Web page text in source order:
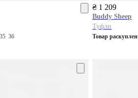
35 36
₴ 1 209
Buddy Sheep
Туфли
Товар раскуплен